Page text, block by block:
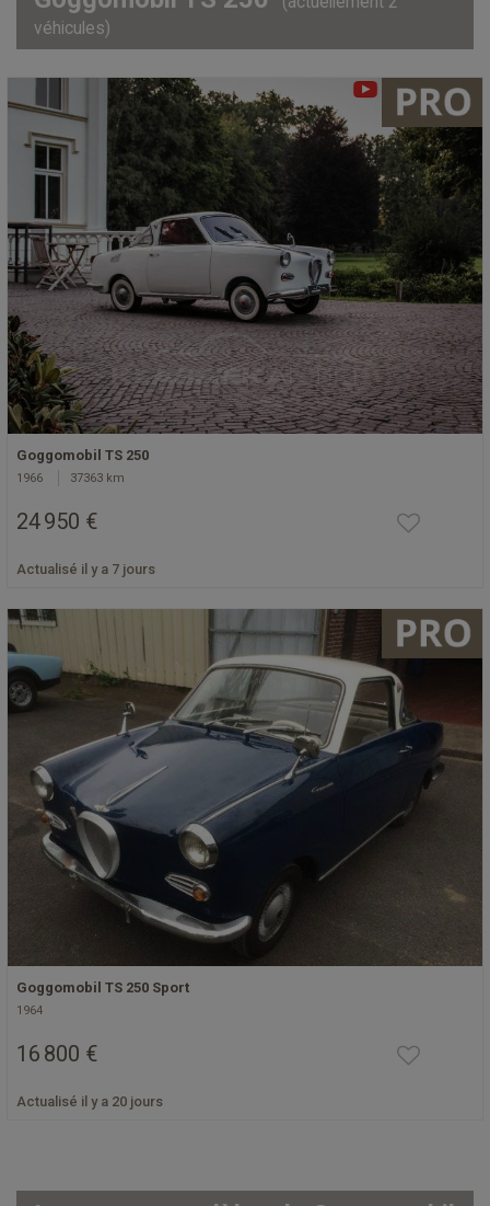
véhicules)
Goggomobil TS 250
1966 37363 km
24 950 €
Actualisé il y a 7 jours
Goggomobil TS 250 Sport
1964
16 800 €
Actualisé il y a 20 jours